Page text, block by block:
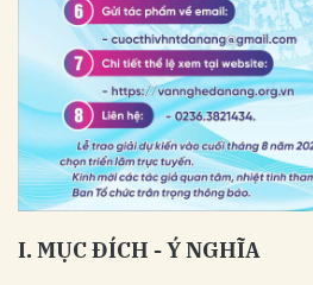
I.MỤCĐÍCH -ÝNGHĨA